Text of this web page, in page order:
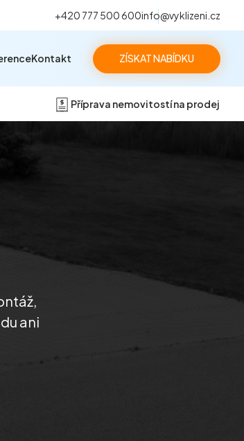
+420 777 500 600info@vyklizeni.cz
ZÍSKAT NABÍDKU
Příprava nemovitostí na prodej
Kontakt
ani